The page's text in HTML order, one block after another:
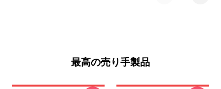
最高の売り手製品